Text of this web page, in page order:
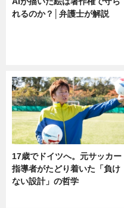
れるのか？│弁護士が解説
17歳でドイツへ。元サッカー
指導者がたどり着いた「負け
ない設計」の哲学